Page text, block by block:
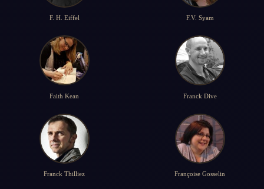
F. H. Eiffel F.V. Syam
Faith Kean Franck Dive
Franck Thilliez Françoise Gosselin